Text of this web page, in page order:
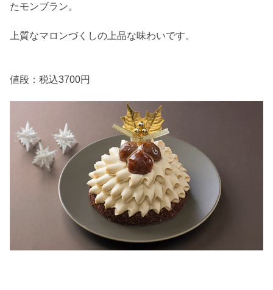
たモンブラン。
上質なマロンづくしの上品な味わいです。
値段：税込3700円